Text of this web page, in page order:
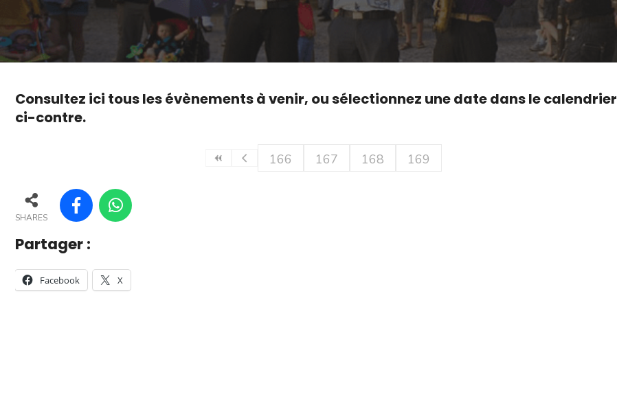
Consultez ici tous les évènements à venir, ou sélectionnez une date dans le calendrier
ci-contre.
166 167 168 169
SHARES
Partager :
Facebook X